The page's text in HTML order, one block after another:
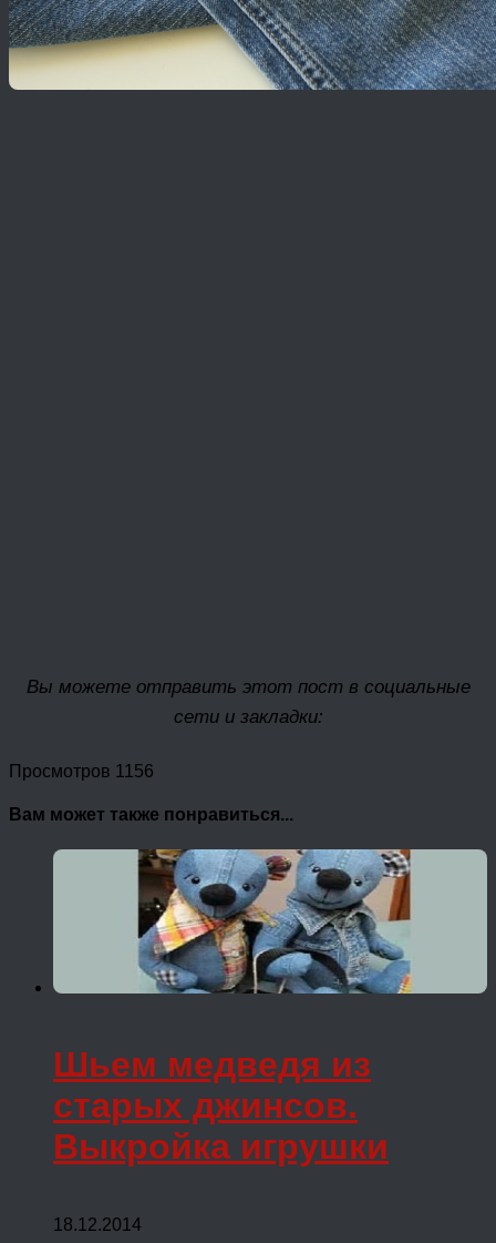
Вы можете отправить этот пост в социальные
сети и закладки:
Просмотров 1156
Вам может также понравиться...
Шьем медведя из
старых джинсов.
Выкройка игрушки
18.12.2014